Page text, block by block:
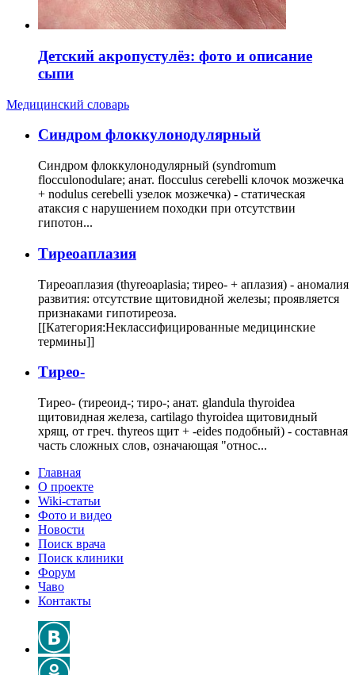
Детский акропустулёз: фото и описание
сыпи
Медицинский словарь
Cиндром флоккулонодулярный
Синдром флоккулонодулярный (syndromum
flocculonodulare; анат. flocculus cerebelli клочок мозжечка
+ nodulus cerebelli узелок мозжечка) - статическая
атаксия с нарушением походки при отсутствии
гипотон...
Тиреоаплазия
Тиреоаплазия (thyreoaplasia; тирео- + аплазия) - аномалия
развития: отсутствие щитовидной железы; проявляется
признаками гипотиреоза.
[[Категория:Неклассифицированные медицинские
термины]]
Тирео-
Тирео- (тиреоид-; тиро-; анат. glandula thyroidea
щитовидная железа, cartilago thyroidea щитовидный
хрящ, от греч. thyreos щит + -eides подобный) - составная
часть сложных слов, означающая "относ...
Главная
О проекте
Wiki-статьи
Фото и видео
Новости
Поиск врача
Поиск клиники
Форум
Чаво
Контакты